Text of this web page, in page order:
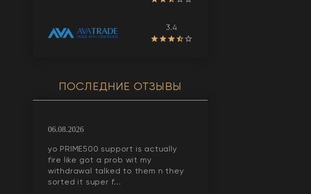
3.4
ПОСЛЕДНИЕ ОТЗЫВЫ
06.08.2026
yo PRIME500 support is actually
fire like got a prob wit my
withdrawal talked to them n they
sorted it super f...